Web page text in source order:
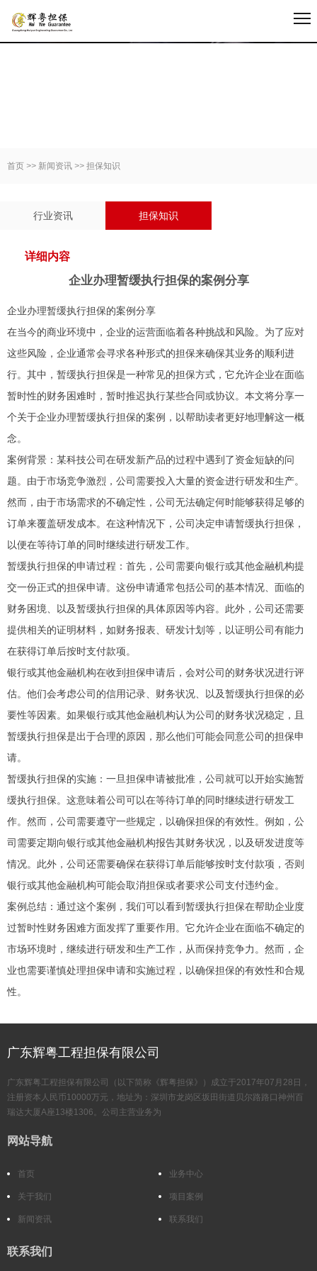
首页 >> 新闻资讯 >> 担保知识
行业资讯 担保知识
详细内容
企业办理暂缓执行担保的案例分享
企业办理暂缓执行担保的案例分享
在当今的商业环境中，企业的运营面临着各种挑战和风险。为了应对
这些风险，企业通常会寻求各种形式的担保来确保其业务的顺利进
行。其中，暂缓执行担保是一种常见的担保方式，它允许企业在面临
暂时性的财务困难时，暂时推迟执行某些合同或协议。本文将分享一
个关于企业办理暂缓执行担保的案例，以帮助读者更好地理解这一概
念。
案例背景：某科技公司在研发新产品的过程中遇到了资金短缺的问
题。由于市场竞争激烈，公司需要投入大量的资金进行研发和生产。
然而，由于市场需求的不确定性，公司无法确定何时能够获得足够的
订单来覆盖研发成本。在这种情况下，公司决定申请暂缓执行担保，
以便在等待订单的同时继续进行研发工作。
暂缓执行担保的申请过程：首先，公司需要向银行或其他金融机构提
交一份正式的担保申请。这份申请通常包括公司的基本情况、面临的
财务困境、以及暂缓执行担保的具体原因等内容。此外，公司还需要
提供相关的证明材料，如财务报表、研发计划等，以证明公司有能力
在获得订单后按时支付款项。
银行或其他金融机构在收到担保申请后，会对公司的财务状况进行评
估。他们会考虑公司的信用记录、财务状况、以及暂缓执行担保的必
要性等因素。如果银行或其他金融机构认为公司的财务状况稳定，且
暂缓执行担保是出于合理的原因，那么他们可能会同意公司的担保申
请。
暂缓执行担保的实施：一旦担保申请被批准，公司就可以开始实施暂
缓执行担保。这意味着公司可以在等待订单的同时继续进行研发工
作。然而，公司需要遵守一些规定，以确保担保的有效性。例如，公
司需要定期向银行或其他金融机构报告其财务状况，以及研发进度等
情况。此外，公司还需要确保在获得订单后能够按时支付款项，否则
银行或其他金融机构可能会取消担保或者要求公司支付违约金。
案例总结：通过这个案例，我们可以看到暂缓执行担保在帮助企业度
过暂时性财务困难方面发挥了重要作用。它允许企业在面临不确定的
市场环境时，继续进行研发和生产工作，从而保持竞争力。然而，企
业也需要谨慎处理担保申请和实施过程，以确保担保的有效性和合规
性。
广东辉粤工程担保有限公司
广东辉粤工程担保有限公司（以下简称《辉粤担保》）成立于2017年07月28日，
注册资本人民币10000万元，地址为：深圳市龙岗区坂田街道贝尔路路口神州百
瑞达大厦A座13楼1306。公司主营业务为
网站导航
首页 业务中心
关于我们 项目案例
新闻资讯 联系我们
联系我们